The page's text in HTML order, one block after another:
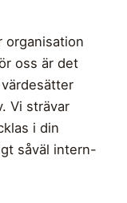
organisation
oss är det
Vi strävar
i din
såväl intern-